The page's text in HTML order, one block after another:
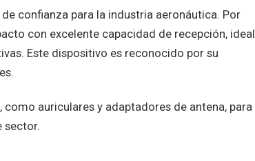
confianza para la industria aeronáutica. Por
con excelente capacidad de recepción, ideal
Este dispositivo es reconocido por su
auriculares y adaptadores de antena, para
sector.